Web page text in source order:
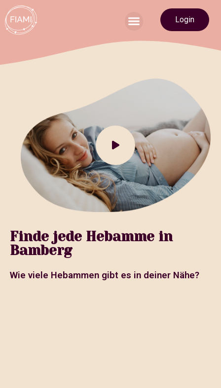
Login
Finde jede Hebamme in
Bamberg
Wie viele Hebammen gibt es in deiner Nähe?